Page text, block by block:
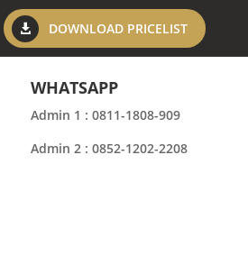
DOWNLOAD PRICELIST
WHATSAPP
Admin 1 : 0811-1808-909
Admin 2 : 0852-1202-2208